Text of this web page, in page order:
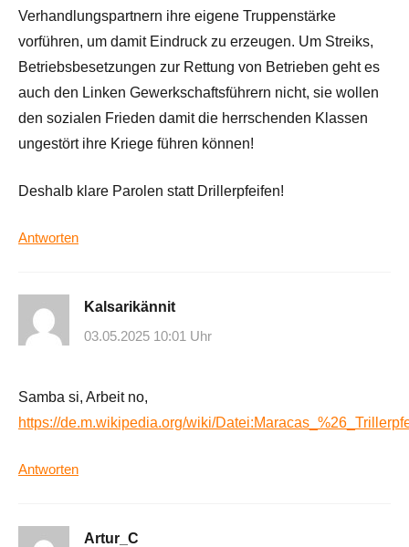
Verhandlungspartnern ihre eigene Truppenstärke
vorführen, um damit Eindruck zu erzeugen. Um Streiks,
Betriebsbesetzungen zur Rettung von Betrieben geht es
auch den Linken Gewerkschaftsführern nicht, sie wollen
den sozialen Frieden damit die herrschenden Klassen
ungestört ihre Kriege führen können!
Deshalb klare Parolen statt Drillerpfeifen!
Antworten
Kalsarikännit
03.05.2025 10:01 Uhr
Samba si, Arbeit no,
https://de.m.wikipedia.org/wiki/
Antworten
Artur_C